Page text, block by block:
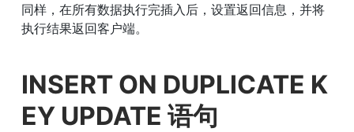
同样，在所有数据执行完插入后，设置返回信息，并将
执行结果返回客户端。
INSERT ON DUPLICATE K
EY UPDATE 语句